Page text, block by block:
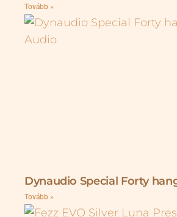
Tovább »
Dynaudio Special Forty
Tovább »